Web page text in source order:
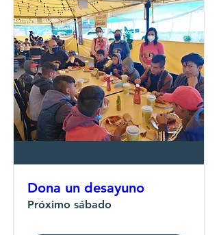
Dona un desayuno
Próximo sábado